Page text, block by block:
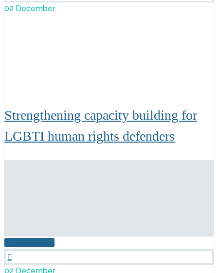
02 December
Strengthening capacity building for
LGBTI human rights defenders

02 December